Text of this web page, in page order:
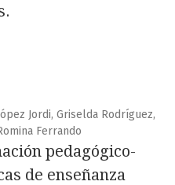
Jordi, Griselda Rodríguez,
Ferrando
pedagógico-
de enseñanza